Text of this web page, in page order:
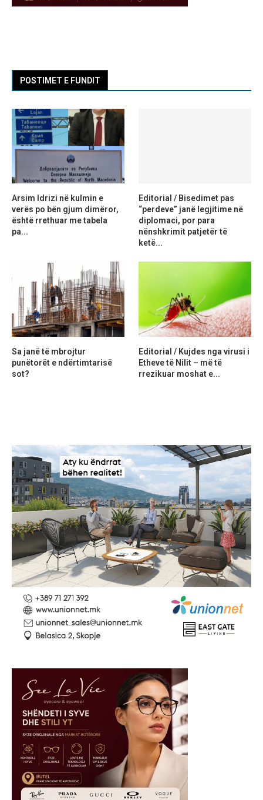
POSTIMET E FUNDIT
Arsim Idrizi në kulmin e
verës po bën gjum dimëror,
është rrethuar me tabela
pa...
Editorial / Bisedimet pas
“perdeve” janë legjitime në
diplomaci, por para
nënshkrimit patjetër të
ketë...
Sa janë të mbrojtur
punëtorët e ndërtimtarisë
sot?
Editorial / Kujdes nga virusi i
Etheve të Nilit – më të
rrezikuar moshat e...